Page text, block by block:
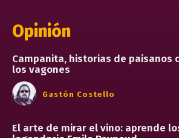
Opinión
Campanita, historias de paisanos
los vagones
Gastón Costello
El arte de mirar el vino: aprende